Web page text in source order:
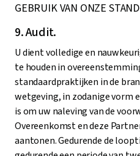
GEBRUIK VAN ONZE
9. Audit.
U dient volledige en
te houden in
standaardpraktijken in de
wetgeving, in zodanige vorm
is om uw naleving van de
Overeenkomst en deze
aantonen. Gedurende de